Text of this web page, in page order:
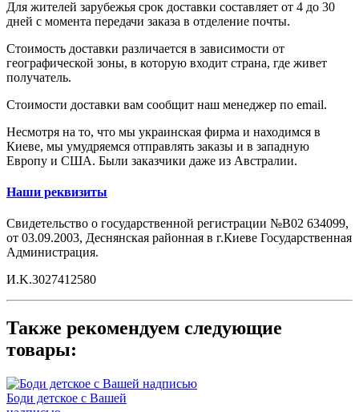
Для жителей зарубежья срок доставки составляет от 4 до 30
дней с момента передачи заказа в отделение почты.
Стоимость доставки различается в зависимости от
географической зоны, в которую входит страна, где живет
получатель.
Стоимости доставки вам сообщит наш менеджер по email.
Несмотря на то, что мы украинская фирма и находимся в
Киеве, мы умудряемся отправлять заказы и в западную
Европу и США. Были заказчики даже из Австралии.
Наши реквизиты
Свидетельство о государственной регистрации №B02 634099,
от 03.09.2003, Деснянская районная в г.Киеве Государственная
Администрация.
И.K.3027412580
Также рекомендуем следующие
товары:
Боди детское с Вашей